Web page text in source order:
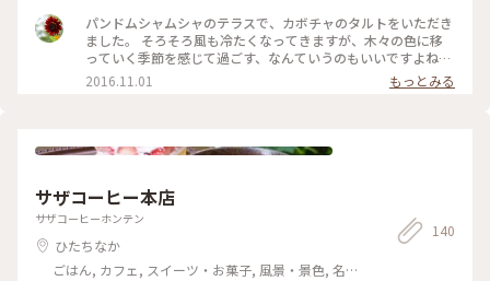
パンドムシャムシャのテラスで、カボチャのタルトをいただき
ました。 そろそろ風も冷たくなってきますが、木々の色に移
っていく季節を感じて過ごす、なんていうのもいいですよね。
ちょこっとだけ、いつもより暖かい格好でお出掛け下さい。 #
カフェ #茨城カフェ #テラス席 #タルト #カボチャスイーツ #笠
2016.11.01 もっとみる
サザコーヒー本店
サザコーヒーホンテン
ひたちなか
ごはん, カフェ, スイーツ・お菓子, 風景・景色, 名
140